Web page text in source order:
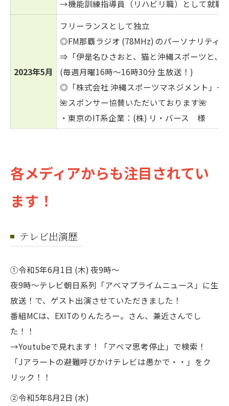
→機能訓練指導員（リハビリ職）として就職
2023年5月
フリーランスとして独立
◎FM那覇ラジオ (78MHz) のパーソナリティ
⇒「伊是名ひさおと、猫と沖縄スポーツと、
(毎週月曜16時～16時30分 生放送！)
◎「株式会社 沖縄スポーツマネジメント」→
🌺スポンサー協賛いただいております🌺
・東京のIT系企業：(株) リ・バース 様
各メディアからも注目されてい
ます！
テレビ出演歴
①令和5年6月1日 (木) 夜9時～
夜9時～テレビ朝日系列「アベマプライムニュース」に生
放送！で、ゲスト出演させていただきました！
番組MCは、EXITのりんたろー。さん、兼近さんでし
た！！
→Youtubeで見れます！「アベマ思考停止」で検索！
「Jアラートの避難呼びかけテレビは愚かで・・」をク
リック！！
②令和5年8月2日 (水)